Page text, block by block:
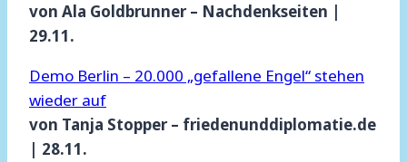
von Ala Goldbrunner – Nachdenkseiten |
29.11.
Demo Berlin – 20.000 „gefallene Engel“ stehen
wieder auf
von Tanja Stopper – friedenunddiplomatie.de
| 28.11.